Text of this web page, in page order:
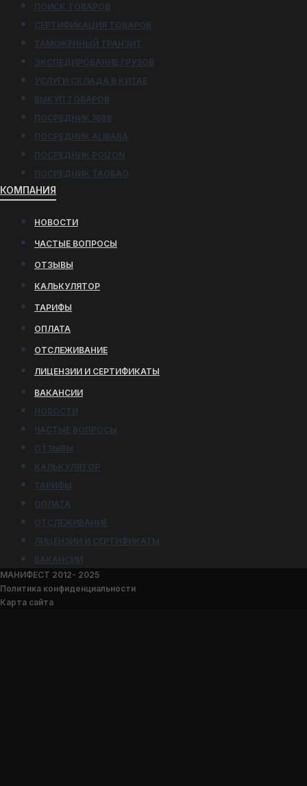
ПОИСК ТОВАРОВ
СЕРТИФИКАЦИЯ ТОВАРОВ
ТАМОЖЕННЫЙ ТРАНЗИТ
ЭКСПЕДИРОВАНИЕ ГРУЗОВ
УСЛУГИ СКЛАДА В КИТАЕ
ВЫКУП ТОВАРОВ
ПОСРЕДНИК 1688
ПОСРЕДНИК ALIBABA
ПОСРЕДНИК POIZON
ПОСРЕДНИК ТАОБАО
КОМПАНИЯ
НОВОСТИ
ЧАСТЫЕ ВОПРОСЫ
ОТЗЫВЫ
КАЛЬКУЛЯТОР
ТАРИФЫ
ОПЛАТА
ОТСЛЕЖИВАНИЕ
ЛИЦЕНЗИИ И СЕРТИФИКАТЫ
ВАКАНСИИ
НОВОСТИ
ЧАСТЫЕ ВОПРОСЫ
ОТЗЫВЫ
КАЛЬКУЛЯТОР
ТАРИФЫ
ОПЛАТА
ОТСЛЕЖИВАНИЕ
ЛИЦЕНЗИИ И СЕРТИФИКАТЫ
ВАКАНСИИ
МАНИФЕСТ 2012- 2025
Политика конфиденциальности
Карта сайта